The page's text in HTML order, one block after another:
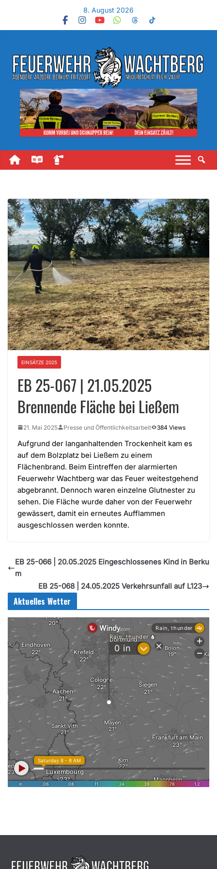
8. August 2026
EINSÄTZE 2025
EB 25-067 | 21.05.2025
Brennende Fläche bei Ließem
21. Mai 2025 Presse und Öffentlichkeitsarbeit 384 Views
Aufgrund der langanhaltenden Trockenheit kam es
auf dem Bolzplatz bei Ließem zu einem
Flächenbrand. Beim Eintreffen der alarmierten
Feuerwehr Wachtberg war das Feuer weitestgehend
abgebrannt. Dennoch waren einzelne Glutnester zu
sehen. Die Fläche wurde daher von der Feuerwehr
gewässert, damit ein erneutes Aufflammen
ausgeschlossen werden konnte.
EB 25-066 | 20.05.2025 Eingeschlossenes Kind in Berku
m
EB 25-068 | 24.05.2025 Verkehrsunfall auf L123
Aktuelles Wetter